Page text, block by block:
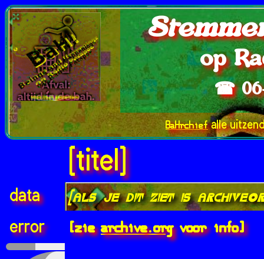
op
☎
BaHrchiefalle
data
error
[titel]
[als je dit ziet is
[ziearchive.orgvoor info]